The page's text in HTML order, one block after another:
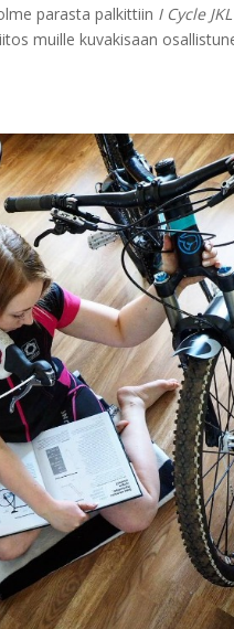
parasta palkittiin I Cycle JKL
muille kuvakisaan